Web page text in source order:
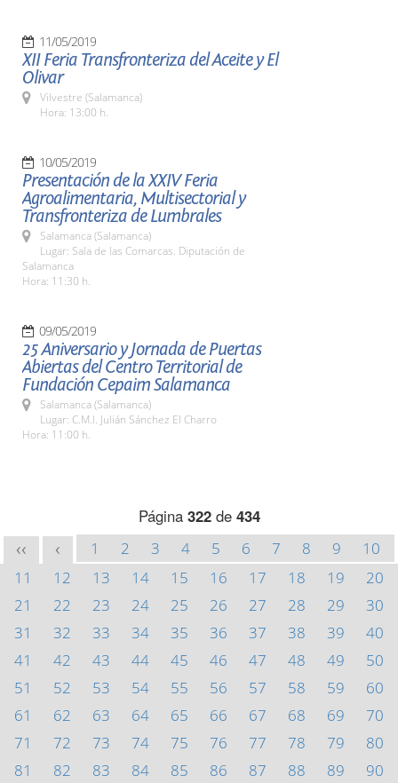
11/05/2019
XII Feria Transfronteriza del Aceite y El
Olivar
Vilvestre (Salamanca)
Hora: 13:00 h.
10/05/2019
Presentación de la XXIV Feria
Agroalimentaria, Multisectorial y
Transfronteriza de Lumbrales
Salamanca (Salamanca)
Lugar: Sala de las Comarcas. Diputación de
Salamanca
Hora: 11:30 h.
09/05/2019
25 Aniversario y Jornada de Puertas
Abiertas del Centro Territorial de
Fundación Cepaim Salamanca
Salamanca (Salamanca)
Lugar: C.M.I. Julián Sánchez El Charro
Hora: 11:00 h.
Página 322de 434
<< < 1 2 3 4 5 6 7 8 9
10
11
12 13 14 15 16 17 18 19
20
21
22 23 24 25 26 27 28 29
30
31
32 33 34 35 36 37 38 39
40
41
42 43 44 45 46 47 48 49
50
51
52 53 54 55 56 57 58 59
60
61
62 63 64 65 66 67 68 69
70
71
72 73 74 75 76 77 78 79
80
81
82 83 84 85 86 87 88 89
90